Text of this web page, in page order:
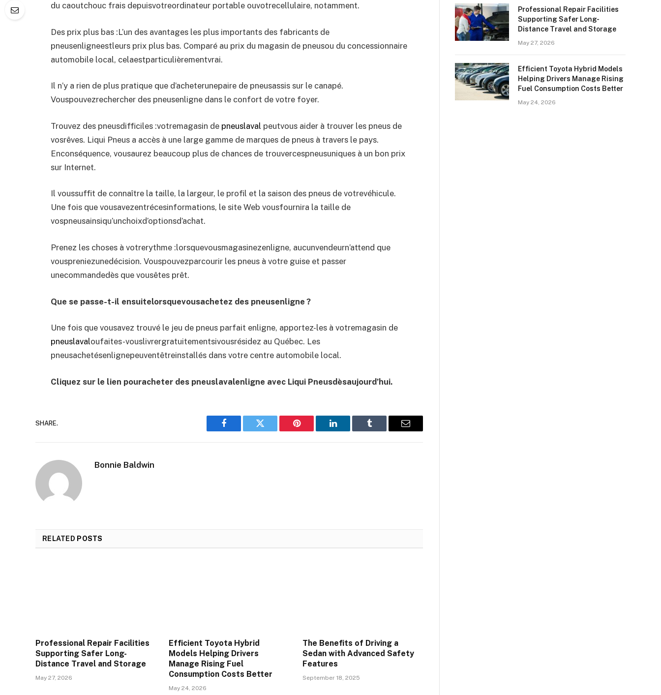
du caoutchouc frais depuisvotreordinateur portable ouvotrecellulaire, notamment.
Des prix plus bas :L’un des avantages les plus importants des fabricants de
pneusenligneestleurs prix plus bas. Comparé au prix du magasin de pneusou du concessionnaire
automobile local, celaestparticulièrementvrai.
Il n’y a rien de plus pratique que d’acheterunepaire de pneusassis sur le canapé.
Vouspouvezrechercher des pneusenligne dans le confort de votre foyer.
Trouvez des pneusdifficiles :votremagasin de pneuslaval peutvous aider à trouver les pneus de
vosrêves. Liqui Pneus a accès à une large gamme de marques de pneus à travers le pays.
Enconséquence, vousaurez beaucoup plus de chances de trouvercespneusuniques à un bon prix
sur Internet.
Il voussuffit de connaître la taille, la largeur, le profil et la saison des pneus de votrevéhicule.
Une fois que vousavezentrécesinformations, le site Web vousfournira la taille de
vospneusainsiqu’unchoixd’optionsd’achat.
Prenez les choses à votrerythme :lorsquevousmagasinezenligne, aucunvendeurn’attend que
vouspreniezunedécision. Vouspouvezparcourir les pneus à votre guise et passer
unecommandedès que vousêtes prêt.
Que se passe-t-il ensuitelorsquevousachetez des pneusenligne ?
Une fois que vousavez trouvé le jeu de pneus parfait enligne, apportez-les à votremagasin de
pneuslavaloufaites-vouslivrergratuitementsivousrésidez au Québec. Les
pneusachetésenlignepeuventêtreinstallés dans votre centre automobile local.
Cliquez sur le lien pouracheter des pneuslavalenligne avec Liqui Pneusdèsaujourd’hui.
SHARE.
Facebook Twitter Pinterest LinkedIn Tumblr Email
Bonnie Baldwin
RELATED POSTS
Professional Repair Facilities
Supporting Safer Long-
Distance Travel and Storage
May 27, 2026
Efficient Toyota Hybrid
Models Helping Drivers
Manage Rising Fuel
Consumption Costs Better
May 24, 2026
The Benefits of Driving a
Sedan with Advanced Safety
Features
September 18, 2025
Professional Repair Facilities
Supporting Safer Long-
Distance Travel and Storage
May 27, 2026
Efficient Toyota Hybrid Models
Helping Drivers Manage Rising
Fuel Consumption Costs Better
May 24, 2026